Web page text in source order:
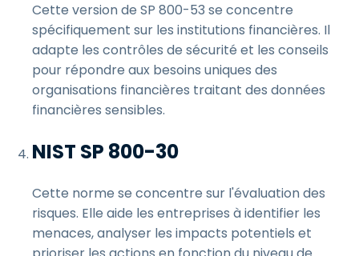
Cette version de SP 800-53 se concentre
spécifiquement sur les institutions financières. Il
adapte les contrôles de sécurité et les conseils
pour répondre aux besoins uniques des
organisations financières traitant des données
financières sensibles.
NIST SP 800-30
Cette norme se concentre sur l'évaluation des
risques. Elle aide les entreprises à identifier les
menaces, analyser les impacts potentiels et